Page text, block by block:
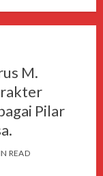
M.
Pilar
READ